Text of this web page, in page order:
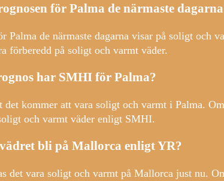
för Palma de närmaste
Palma de närmaste dagarna visar på soligt och
förberedd på soligt och varmt väder.
har SMHI för Palma?
det kommer att vara soligt och varmt i Palma.
och varmt väder enligt SMHI.
bli på Mallorca enligt YR?
det vara soligt och varmt på Mallorca just nu.